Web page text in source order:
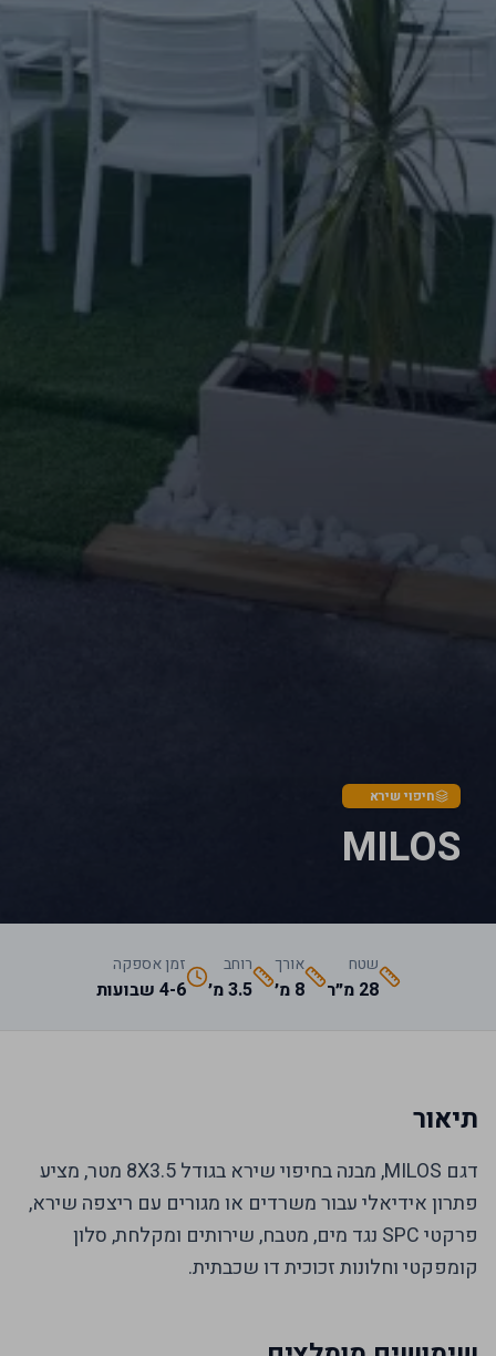
חיפוי שירא
MILOS
שטח
28 מ״ר
אורך
8 מ׳
רוחב
3.5 מ׳
זמן אספקה
4-6 שבועות
תיאור
דגם MILOS, מבנה בחיפוי שירא בגודל 8X3.5 מטר, מציע
פתרון אידיאלי עבור משרדים או מגורים עם ריצפה שירא,
פרקטי SPC נגד מים, מטבח, שירותים ומקלחת, סלון
קומפקטי וחלונות זכוכית דו שכבתית.